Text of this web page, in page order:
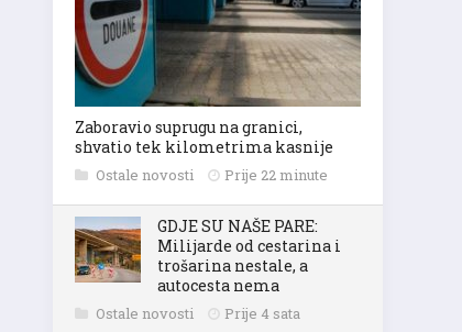
Zaboravio suprugu na granici,
shvatio tek kilometrima kasnije
Ostale novosti Prije 22 minute
GDJE SU NAŠE PARE:
Milijarde od cestarina i
trošarina nestale, a
autocesta nema
Ostale novosti Prije 4 sata